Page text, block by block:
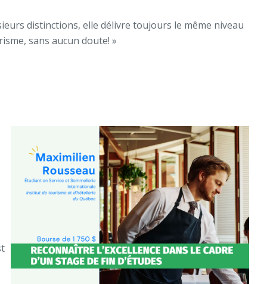
distinctions, elle délivre toujours le même niveau
sans aucun doute! »